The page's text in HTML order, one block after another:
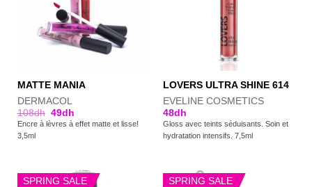
MATTE MANIA
DERMACOL
108dh 49dh
Encre à lèvres à effet matte et lisse!
3,5ml
LOVERS ULTRA SHINE 614
EVELINE COSMETICS
48dh
Gloss avec teints séduisants. Soin et
hydratation intensifs. 7,5ml
SPRING SALE SPRING SALE